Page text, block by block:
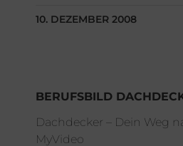
10. DEZEMBER 2008
BERUFSBILD
Dachdecker – Dein Weg
MyVideo